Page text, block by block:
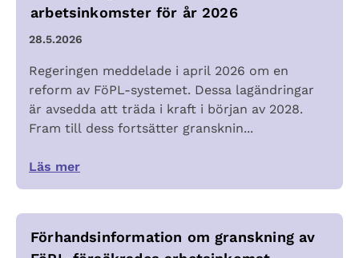
arbetsinkomster för år 2026
28.5.2026
Regeringen meddelade i april 2026 om en
reform av FöPL-systemet. Dessa lagändringar
är avsedda att träda i kraft i början av 2028.
Fram till dess fortsätter gransknin...
Läs mer
Förhandsinformation om granskning av